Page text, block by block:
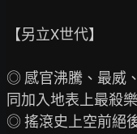
【另立X世代】
◎ 感官沸騰、最威
同加入地表上最殺
◎ 搖滾史上空前絕